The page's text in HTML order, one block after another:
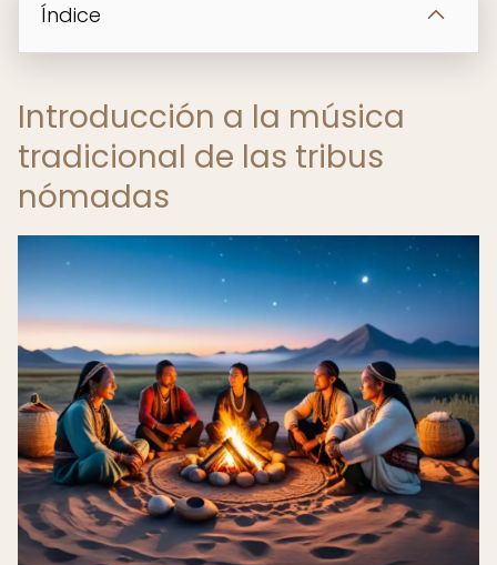
Índice
Introducción a la música
tradicional de las tribus
nómadas